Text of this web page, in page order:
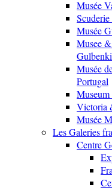
Musée
Musée
Musee
Musée
Portugal
Victoria
Musée
Les Galeries
Centre